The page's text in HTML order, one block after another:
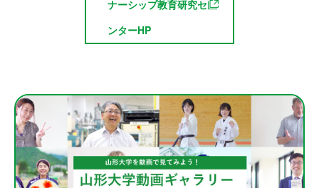
ナーシップ教育研究セ
ンターHP